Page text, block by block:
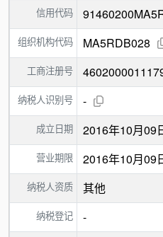
信用代码
组织机构代码 MA5RDB028
工商注册号
纳税人识别号 -
成立日期 2016年10月09
营业期限 2016年10月09
纳税人资质 其他
纳税登记 -